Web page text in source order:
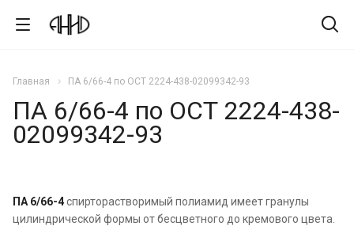
Главная ПА 6/66-4 по ОСТ 2224-438-02099342-93
ПА 6/66-4 по ОСТ 2224-438-
02099342-93
ПА 6/66-4спирторастворимый полиамид имеет гранулы
цилиндрической формы от бесцветного до кремового цвета.